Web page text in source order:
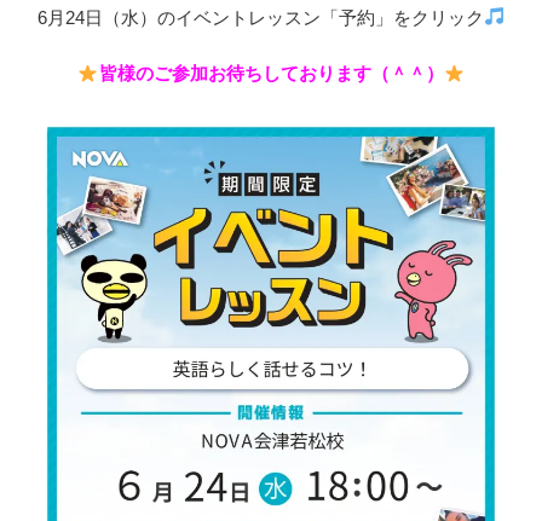
6月24日（水）のイベントレッスン「予約」をクリック
皆様のご参加お待ちしております（＾＾）